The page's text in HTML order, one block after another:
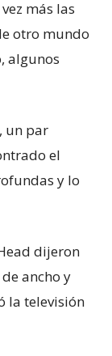
más las
otro mundo
algunos
un par
el
y lo
dijeron
ancho y
la televisión